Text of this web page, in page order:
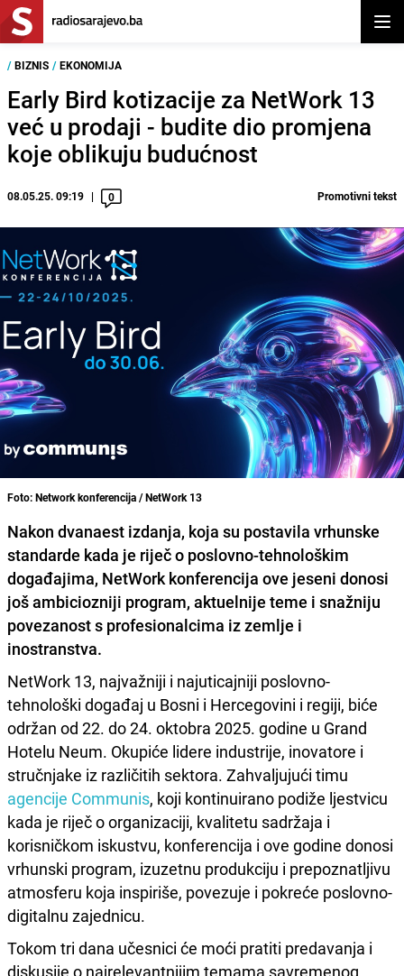
/ BIZNIS / EKONOMIJA
Early Bird kotizacije za NetWork 13
već u prodaji - budite dio promjena
koje oblikuju budućnost
08.05.25. 09:19 0 Promotivni tekst
Foto: Network konferencija / NetWork 13
Nakon dvanaest izdanja, koja su postavila vrhunske
standarde kada je riječ o poslovno-tehnološkim
događajima, NetWork konferencija ove jeseni donosi
još ambiciozniji program, aktuelnije teme i snažniju
povezanost s profesionalcima iz zemlje i
inostranstva.
NetWork 13, najvažniji i najuticajniji poslovno-
tehnološki događaj u Bosni i Hercegovini i regiji, biće
održan od 22. do 24. oktobra 2025. godine u Grand
Hotelu Neum. Okupiće lidere industrije, inovatore i
stručnjake iz različitih sektora. Zahvaljujući timu
agencije Communis, koji kontinuirano podiže ljestvicu
kada je riječ o organizaciji, kvalitetu sadržaja i
korisničkom iskustvu, konferencija i ove godine donosi
vrhunski program, izuzetnu produkciju i prepoznatljivu
atmosferu koja inspiriše, povezuje i pokreće poslovno-
digitalnu zajednicu.
Tokom tri dana učesnici će moći pratiti predavanja i
diskusije o najrelevantnijim temama savremenog